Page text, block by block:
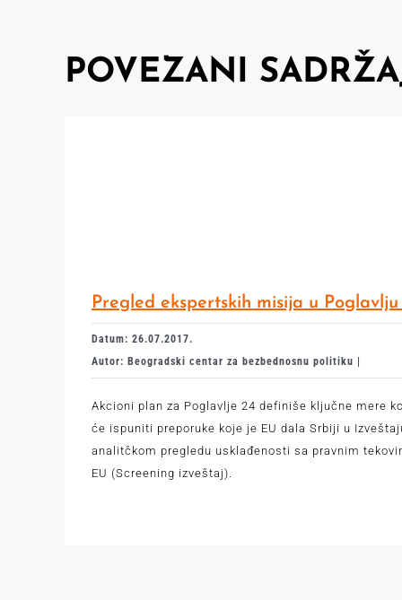
POVEZANI
Pregled ekspertskih misija u Poglavlju
Datum: 26.07.2017.
Autor: Beogradski centar za bezbednosnu politiku |
Akcioni plan za Poglavlje 24 definiše ključne mere
će ispuniti preporuke koje je EU dala Srbiji u
analitčkom pregledu usklađenosti sa pravnim
EU (Screening izveštaj).